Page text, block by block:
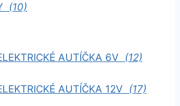
(10)
AUTÍČKA 6V (12)
AUTÍČKA 12V (17)